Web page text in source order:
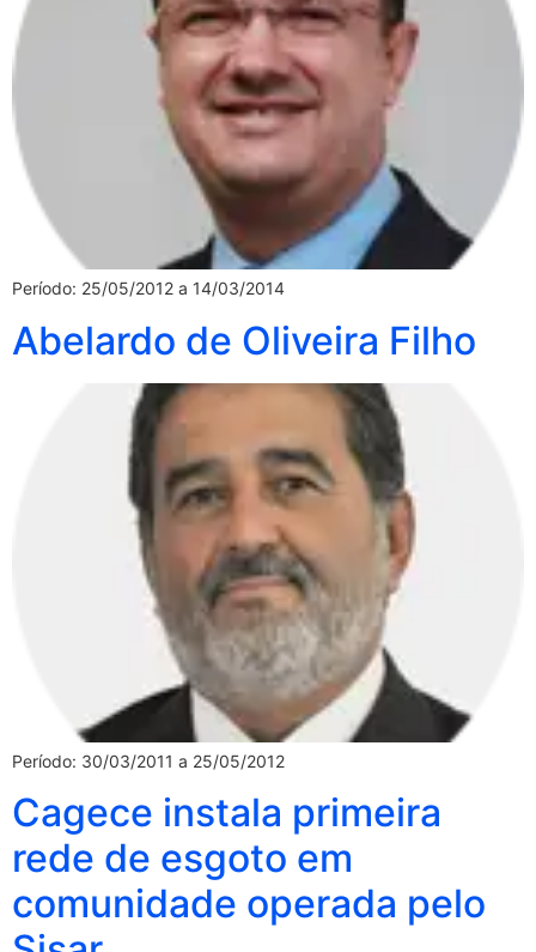
Período: 25/05/2012 a 14/03/2014
Abelardo de Oliveira Filho
Período: 30/03/2011 a 25/05/2012
Cagece instala primeira
rede de esgoto em
comunidade operada pelo